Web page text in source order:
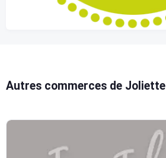
Autres commerces de Joliette